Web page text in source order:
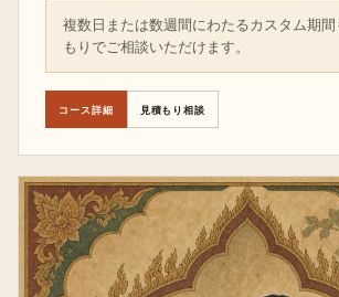
複数日または数週間にわたるカスタム期
もりでご相談いただけます。
コース詳細 見積もり相談